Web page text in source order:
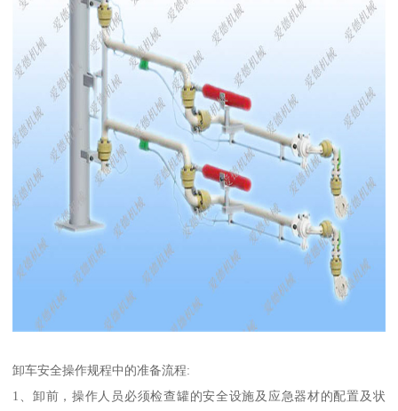
卸车安全操作规程中的准备流程:
1、卸前，操作人员必须检查罐的安全设施及应急器材的配置及状